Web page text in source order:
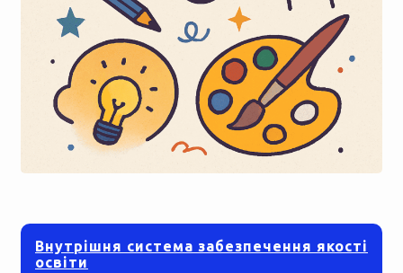
Внутрішня система забезпечення якості
освіти